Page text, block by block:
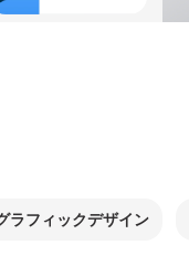
ラフィックデザイン